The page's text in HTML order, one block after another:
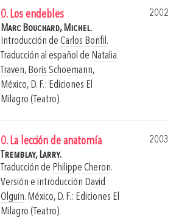
0. Los endebles
2002
Marc Bouchard, Michel.
Introducción de Carlos Bonfil.
Traducción al español de Natalia
Traven, Boris Schoemann,
México, D. F.: Ediciones El
Milagro (Teatro).
0. La lección de anatomía
2003
Tremblay, Larry.
Traducción de Philippe Cheron.
Versión e introducción David
Olguín. México, D. F.: Ediciones El
Milagro (Teatro).